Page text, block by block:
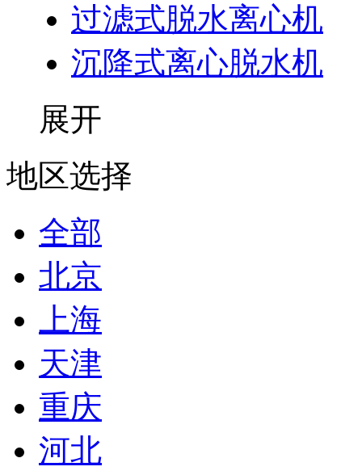
过滤式脱水离心机
沉降式离心脱水机
展开
地区选择
全部
北京
上海
天津
重庆
河北